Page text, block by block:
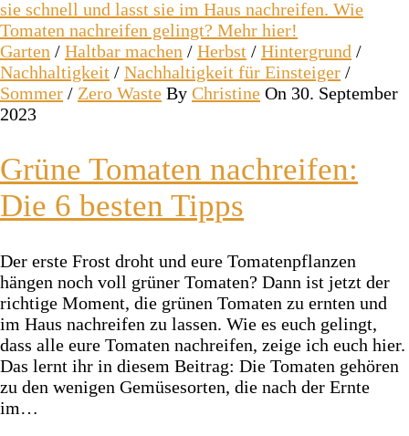
Garten / Haltbar machen / Herbst / Hintergrund /
Nachhaltigkeit / Nachhaltigkeit für Einsteiger /
Sommer / Zero Waste By Christine On 30. September
2023
Grüne Tomaten nachreifen:
Die 6 besten Tipps
Der erste Frost droht und eure Tomatenpflanzen
hängen noch voll grüner Tomaten? Dann ist jetzt der
richtige Moment, die grünen Tomaten zu ernten und
im Haus nachreifen zu lassen. Wie es euch gelingt,
dass alle eure Tomaten nachreifen, zeige ich euch hier.
Das lernt ihr in diesem Beitrag: Die Tomaten gehören
zu den wenigen Gemüsesorten, die nach der Ernte
im…